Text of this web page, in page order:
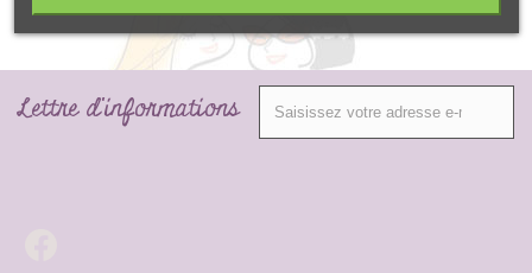
Lettre d'informations